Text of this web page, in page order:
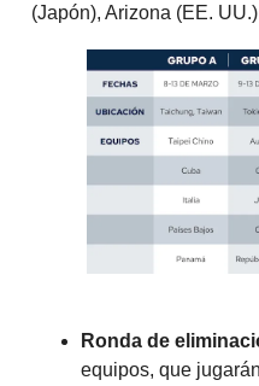
(Japón), Arizona (EE.
Ronda de
equipos, que